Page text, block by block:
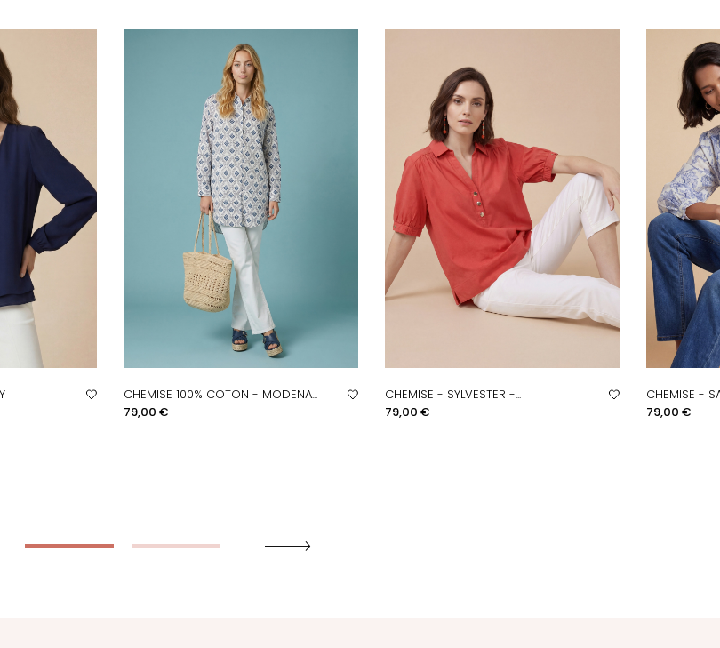
CHEMISE 100% COTON - MODENA...
Prix
79,00 €
CHEMISE - SYLVESTER -...
Prix
79,00 €
CHEMISE -
Prix
79,00 €